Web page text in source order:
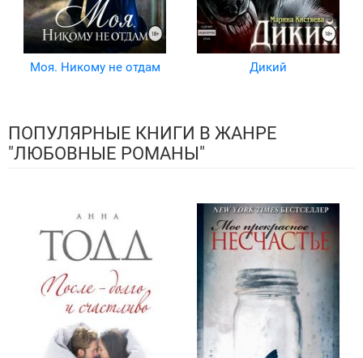
Моя. Никому не отдам Дикий
ПОПУЛЯРНЫЕ КНИГИ В ЖАНРЕ
"ЛЮБОВНЫЕ РОМАНЫ"